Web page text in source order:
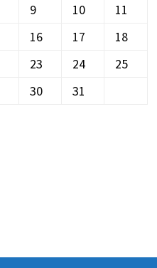
9 10
11
16 17
18
23 24
25
30 31